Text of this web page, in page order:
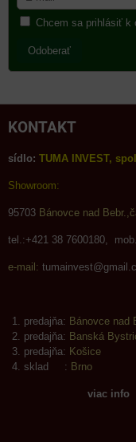
Chcem sa prihlásiť k
Odoberať
KONTAKT
sídlo: TUMA INVEST,
Showroom:
95703 Bánovce nad
tel.:+421 38 7600180,
e-mail:
predajňa: Bánovce nad
predajňa: Banská
predajňa: Košice
sklad : Brno
viac info